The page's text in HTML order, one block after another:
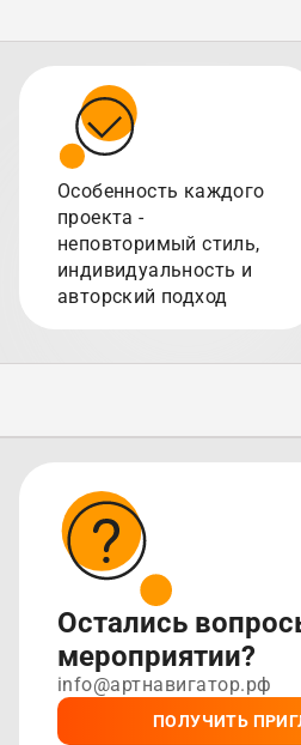
Особенность каждого
проекта -
неповторимый стиль,
индивидуальность и
авторский подход
Остались
мероприятии?
info@артнавигатор.рф
ПОЛУЧИТЬ